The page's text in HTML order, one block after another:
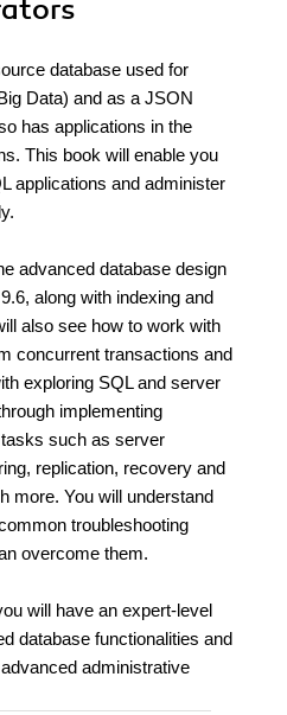
database used for
Data) and as a JSON
has applications in the
This book will enable you
applications and administer
advanced database design
along with indexing and
also see how to work with
concurrent transactions and
exploring SQL and server
implementing
such as server
replication, recovery and
more. You will understand
troubleshooting
overcome them.
will have an expert-level
database functionalities and
administrative